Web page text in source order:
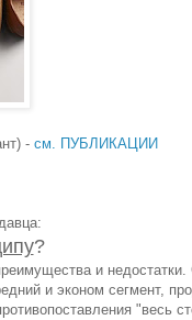
- см. ПУБЛИКАЦИИ
?
и недостатки.
и эконом сегмент,
"весь